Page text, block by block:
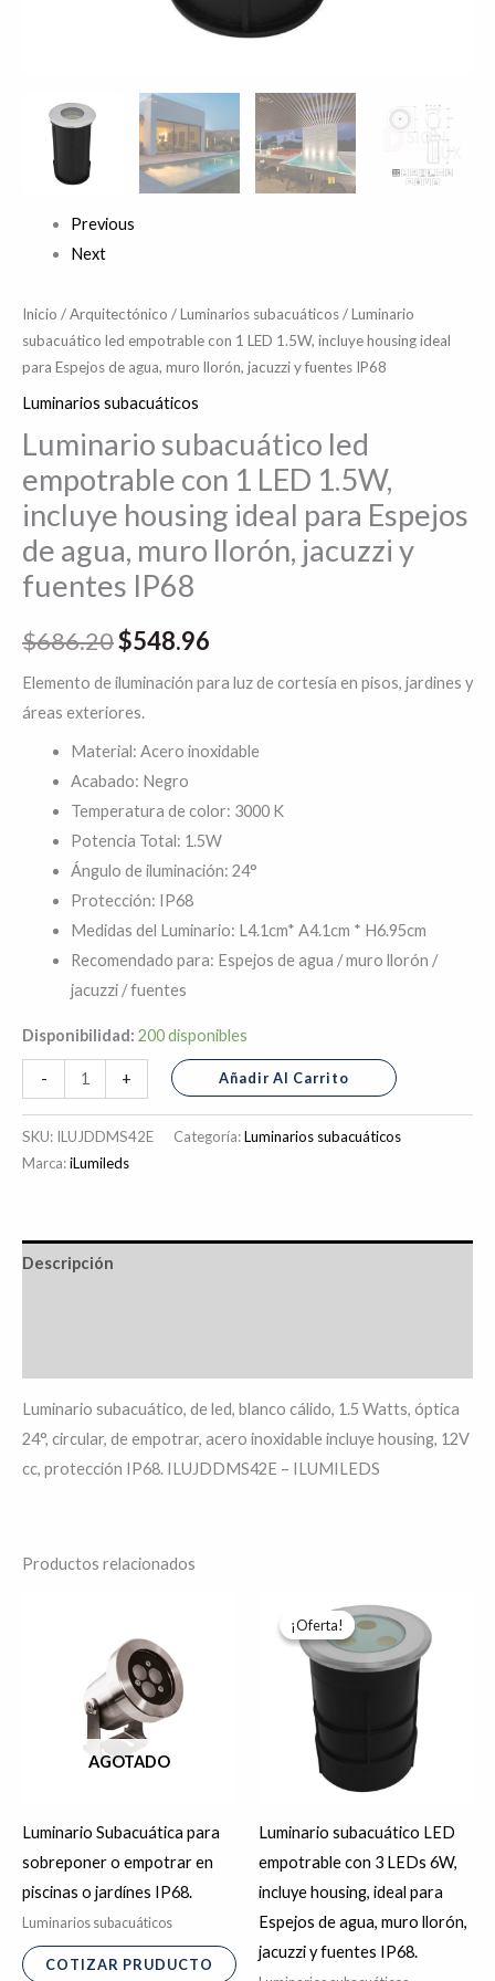
Previous
Next
Inicio /Arquitectónico /Luminarios subacuáticos/ Luminario
subacuático led empotrable con 1 LED 1.5W, incluye housing ideal
para Espejos de agua, muro llorón, jacuzzi y fuentes IP68
Luminarios subacuáticos
Luminario subacuático led
empotrable con 1 LED 1.5W,
incluye housing ideal para Espejos
de agua, muro llorón, jacuzzi y
fuentes IP68
$686.20$548.96
Elemento de iluminación para luz de cortesía en pisos, jardines y
áreas exteriores.
Material: Acero inoxidable
Acabado: Negro
Temperatura de color: 3000 K
Potencia Total: 1.5W
Ángulo de iluminación: 24°
Protección: IP68
Medidas del Luminario: L4.1cm* A4.1cm * H6.95cm
Recomendado para: Espejos de agua / muro llorón /
jacuzzi / fuentes
Disponibilidad: 200 disponibles
-
llorón,
jacuzzi
cantidad
+ Añadir Al Carrito
SKU: ILUJDDMS42E Categoría:Luminarios subacuáticos
Marca:iLumileds
Descripción
Luminario subacuático, de led, blanco cálido, 1.5 Watts, óptica
24°, circular, de empotrar, acero inoxidable incluye housing, 12V
cc, protección IP68. ILUJDDMS42E – ILUMILEDS
Productos relacionados
AGOTADO
Luminario Subacuática para
sobreponer o empotrar en
piscinas o jardínes IP68.
Luminarios subacuáticos
COTIZAR PRUDUCTO
¡Oferta!
¡Oferta!
Luminario subacuático LED
empotrable con 3 LEDs 6W,
incluye housing, ideal para
Espejos de agua, muro llorón,
jacuzzi y fuentes IP68.
precio
original
era:
$1,533.05.
precio
actual
es:
$1,226.44.